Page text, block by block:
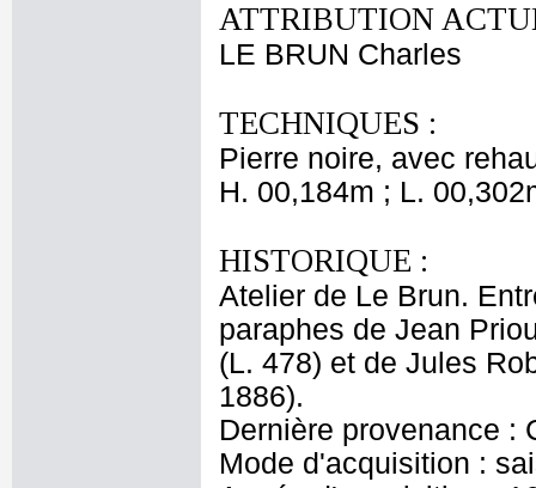
ATTRIBUTION
LE BRUN Charles
TECHNIQUES :
Pierre noire, avec
H. 00,184m ; L.
HISTORIQUE :
Atelier de Le Brun.
paraphes de Jean
(L. 478) et de Jules
1886).
Dernière provenance :
Mode d'acquisition :